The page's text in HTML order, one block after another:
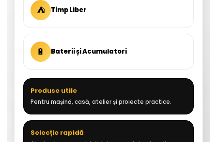
⛺ Timp Liber
🔋 Baterii și Acumulatori
Produse utile
Pentru mașină, casă, atelier și proiecte practice.
Selecție rapidă